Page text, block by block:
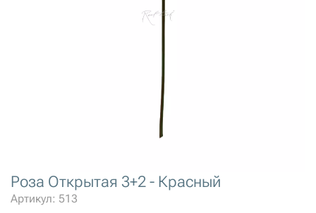
Роза Открытая 3+2 - Красный
Артикул: 513